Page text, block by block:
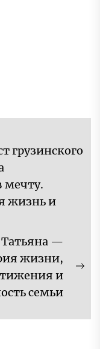
грузинского
мечту.
жизнь и
—
жизни,
и
семьи